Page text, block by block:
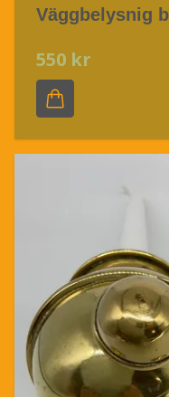
Väggbelysnig
550 kr